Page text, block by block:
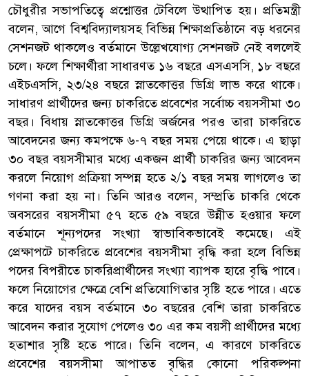
চৌধুরীর সভাপতিত্বে প্রশ্নোত্তর টেবিলে উত্থাপিত হয়। প্রতিমন্ত্রী
বলেন, আগে বিশ্ববিদ্যালয়সহ বিভিন্ন শিক্ষাপ্রতিষ্ঠানে বড় ধরনের
সেশনজট থাকলেও বর্তমানে উল্লেখযোগ্য সেশনজট নেই বললেই
চলে। ফলে শিক্ষার্থীরা সাধারণত ১৬ বছরে এসএসসি, ১৮ বছরে
এইচএসসি, ২৩/২৪ বছরে স্নাতকোত্তর ডিগ্রি লাভ করে থাকে।
সাধারণ প্রার্থীদের জন্য চাকরিতে প্রবেশের সর্বোচ্চ বয়সসীমা ৩০
বছর। বিধায় স্নাতকোত্তর ডিগ্রি অর্জনের পরও তারা চাকরিতে
আবেদনের জন্য কমপক্ষে ৬-৭ বছর সময় পেয়ে থাকে। এ ছাড়া
৩০ বছর বয়সসীমার মধ্যে একজন প্রার্থী চাকরির জন্য আবেদন
করলে নিয়োগ প্রক্রিয়া সম্পন্ন হতে ২/১ বছর সময় লাগলেও তা
গণনা করা হয় না। তিনি আরও বলেন, সম্প্রতি চাকরি থেকে
অবসরের বয়সসীমা ৫৭ হতে ৫৯ বছরে উন্নীত হওয়ার ফলে
বর্তমানে শূন্যপদের সংখ্যা স্বাভাবিকভাবেই কমেছে। এই
প্রেক্ষাপটে চাকরিতে প্রবেশের বয়সসীমা বৃদ্ধি করা হলে বিভিন্ন
পদের বিপরীতে চাকরিপ্রার্থীদের সংখ্যা ব্যাপক হারে বৃদ্ধি পাবে।
ফলে নিয়োগের ক্ষেত্রে বেশি প্রতিযোগিতার সৃষ্টি হতে পারে। এতে
করে যাদের বয়স বর্তমানে ৩০ বছরের বেশি তারা চাকরিতে
আবেদন করার সুযোগ পেলেও ৩০ এর কম বয়সী প্রার্থীদের মধ্যে
হতাশার সৃষ্টি হতে পারে। তিনি বলেন, এ কারণে চাকরিতে
প্রবেশের বয়সসীমা আপাতত বৃদ্ধির কোনো পরিকল্পনা